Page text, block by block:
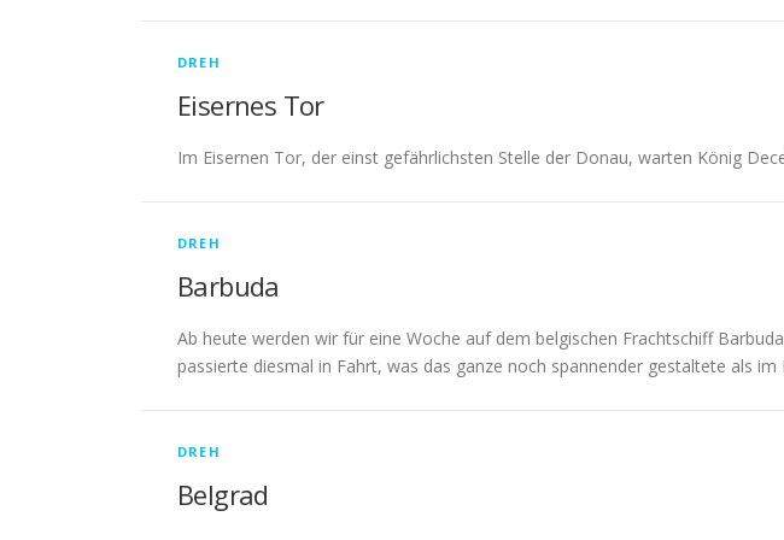
DREH
Eisernes Tor
Im Eisernen Tor, der einst gefährlichsten Stelle der Donau, warten König
DREH
Barbuda
Ab heute werden wir für eine Woche auf dem belgischen Frachtschiff
passierte diesmal in Fahrt, was das ganze noch spannender gestaltete als
DREH
Belgrad